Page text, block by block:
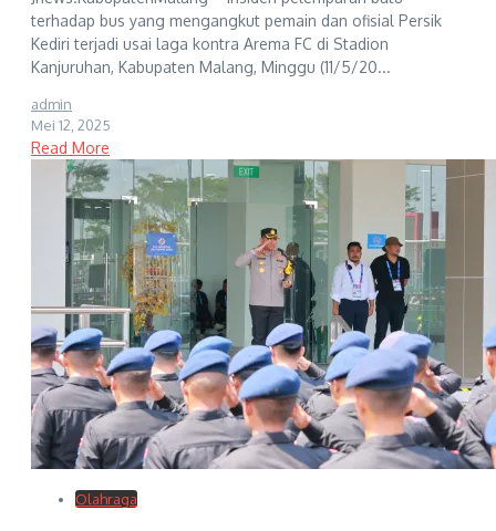
terhadap bus yang mengangkut pemain dan ofisial Persik
Kediri terjadi usai laga kontra Arema FC di Stadion
Kanjuruhan, Kabupaten Malang, Minggu (11/5/20...
admin
Mei 12, 2025
Read More
Olahraga